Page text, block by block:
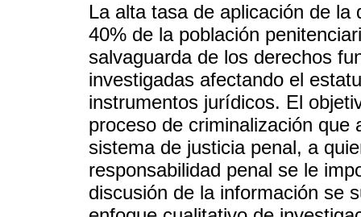
La alta tasa de aplicación de
40% de la población
salvaguarda de los derechos
investigadas afectando el
instrumentos jurídicos. El
proceso de criminalización
sistema de justicia penal, a
responsabilidad penal se le
discusión de la información se